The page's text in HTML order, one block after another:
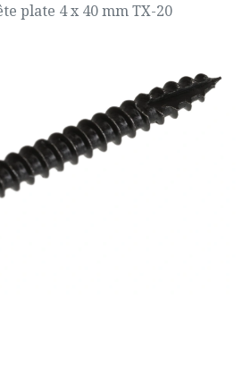
plate 4 x 40 mm TX-20